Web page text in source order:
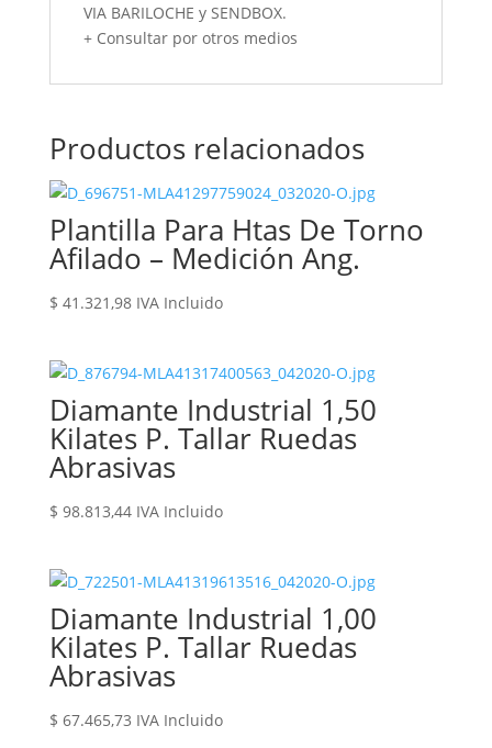
VIA BARILOCHE y SENDBOX.
+ Consultar por otros medios
Productos relacionados
Plantilla Para Htas De Torno
Afilado – Medición Ang.
$ 41.321,98 IVA Incluido
Diamante Industrial 1,50
Kilates P. Tallar Ruedas
Abrasivas
$ 98.813,44 IVA Incluido
Diamante Industrial 1,00
Kilates P. Tallar Ruedas
Abrasivas
$ 67.465,73 IVA Incluido